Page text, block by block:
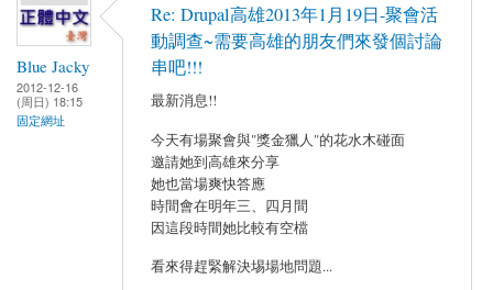
Blue Jacky
2012-12-16
(周日) 18:15
固定網址
Re: Drupal高雄2013年1月19日-聚會活
動調查~需要高雄的朋友們來發個討論
串吧!!!
最新消息!!
今天有場聚會與"獎金獵人"的花水木碰面
邀請她到高雄來分享
她也當場爽快答應
時間會在明年三、四月間
因這段時間她比較有空檔
看來得趕緊解決埸場地問題...